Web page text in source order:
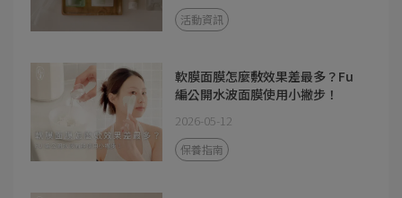
活動資訊
軟膜面膜怎麼敷效果差最多？Fu
編公開水波面膜使用小撇步！
2026-05-12
保養指南